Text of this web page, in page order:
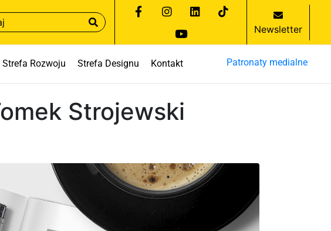
Newsletter
Strefa Rozwoju Strefa Designu Kontakt Patronaty medialne
Strojewski